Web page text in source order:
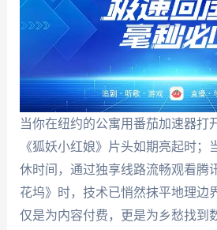
当你在纽约的公寓用番茄加速器打
《狐妖小红娘》片头如期亮起时；
休时间，通过独享线路流畅观看腾
花坞》时，技术已悄然抹平地理边
仅是为内容付费，更是为乡愁找